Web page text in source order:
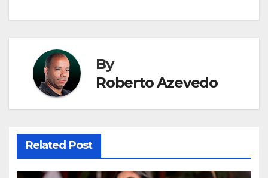
By
Roberto Azevedo
Related Post